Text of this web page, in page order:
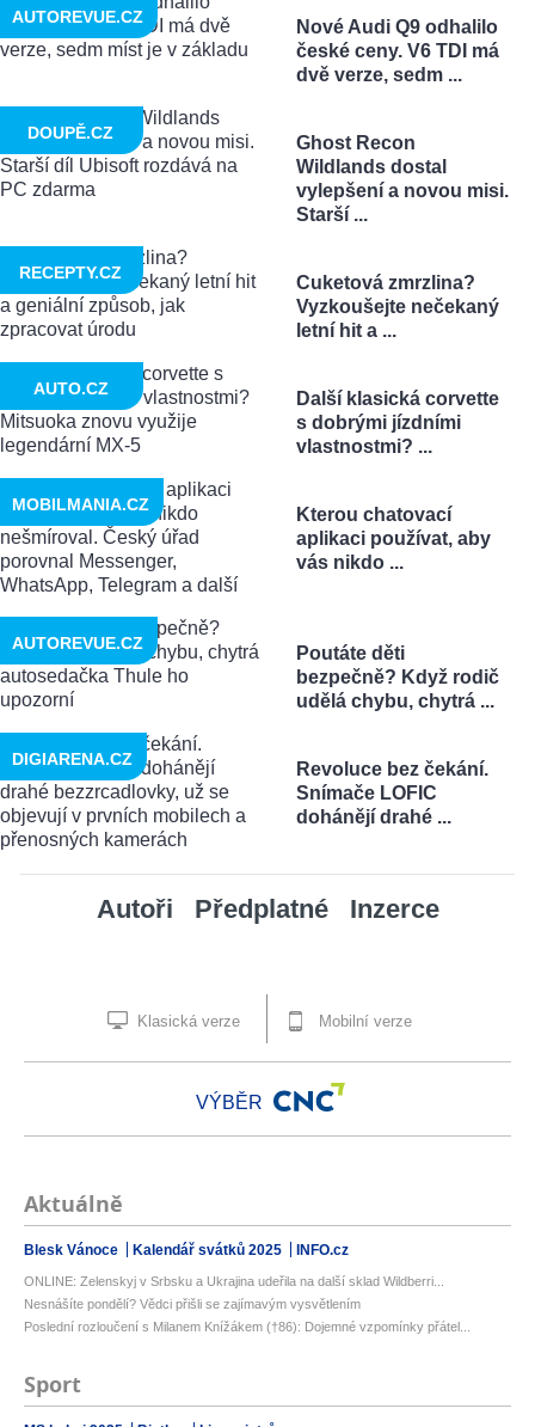
Nové Audi Q9 odhalilo
české ceny. V6 TDI má
dvě verze, sedm ...
AUTOREVUE.CZ
Ghost Recon
Wildlands dostal
vylepšení a novou misi.
Starší ...
DOUPĚ.CZ
Cuketová zmrzlina?
Vyzkoušejte nečekaný
letní hit a ...
RECEPTY.CZ
Další klasická corvette
s dobrými jízdními
vlastnostmi? ...
AUTO.CZ
Kterou chatovací
aplikaci používat, aby
vás nikdo ...
MOBILMANIA.CZ
Poutáte děti
bezpečně? Když rodič
udělá chybu, chytrá ...
AUTOREVUE.CZ
Revoluce bez čekání.
Snímače LOFIC
dohánějí drahé ...
DIGIARENA.CZ
Autoři Předplatné Inzerce
Klasická verze Mobilní verze
VÝBĚR
Aktuálně
Blesk Vánoce Kalendář svátků 2025 INFO.cz
ONLINE: Zelenskyj v Srbsku a Ukrajina udeřila na další sklad Wildberri...
Nesnášíte pondělí? Vědci přišli se zajímavým vysvětlením
Poslední rozloučení s Milanem Knížákem (†86): Dojemné vzpomínky přátel...
Sport